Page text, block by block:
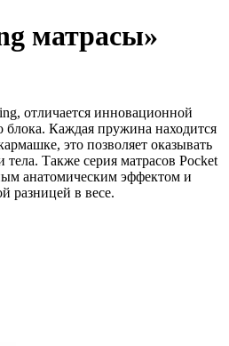
матрасы»
отличается инновационной
Каждая пружина находится
это позволяет оказывать
Также серия матрасов Pocket
анатомическим эффектом и
разницей в весе.